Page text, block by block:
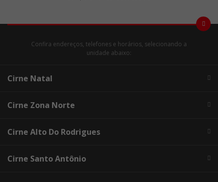
Confira endereços, telefones e horários, selecionando a
unidade abaixo:
Cirne Natal
Cirne Zona Norte
Cirne Alto Do Rodrigues
Cirne Santo Antônio